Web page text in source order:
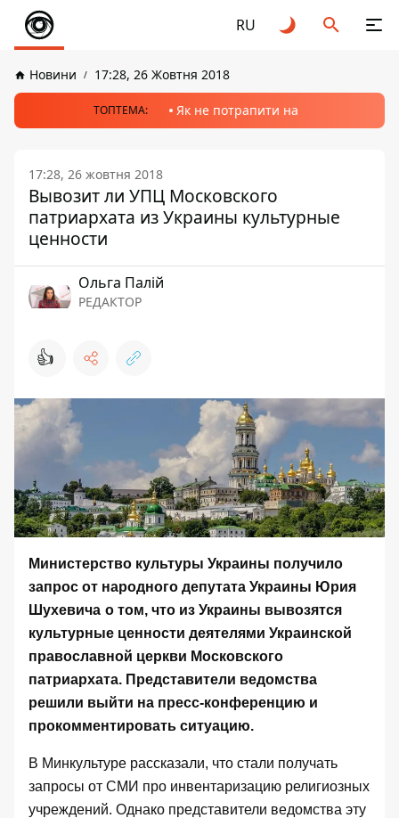
RU
Новини 17:28, 26 Жовтня 2018
ТОПТЕМА: Як не потрапити на
17:28, 26 жовтня 2018
Вывозит ли УПЦ Московского
патриархата из Украины культурные
ценности
Ольга Палій
РЕДАКТОР
👍
Министерство культуры Украины получило
запрос от народного депутата Украины Юрия
Шухевича о том, что из Украины вывозятся
культурные ценности деятелями Украинской
православной церкви Московского
патриархата. Представители ведомства
решили выйти на пресс-конференцию и
прокомментировать ситуацию.
В Минкультуре рассказали, что стали получать
запросы от СМИ про инвентаризацию религиозных
учреждений. Однако представители ведомства эту